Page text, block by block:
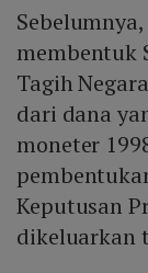
membentuk
Tagih
dari dana
moneter
Keputusan
dikeluarkan